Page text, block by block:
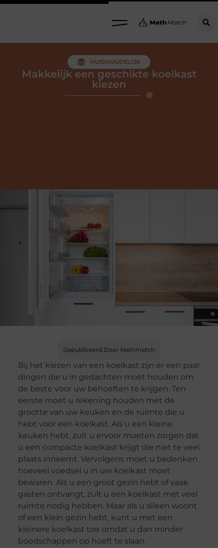
HUISHOUDELIJK
Makkelijk een geschikte koelkast
kiezen
Gepubliceerd Door Mathmatch
Bij het kiezen van een koelkast zijn er een paar
dingen die u in gedachten moet houden om
de beste voor uw behoeften te krijgen. Ten
eerste moet u rekening houden met de
grootte van uw keuken en de ruimte die u
hebt voor een koelkast. Als u een kleine
keuken hebt, zult u ervoor moeten zorgen dat
u een compacte koelkast krijgt die niet te veel
plaats inneemt. Vervolgens moet u bedenken
hoeveel voedsel u in uw koelkast moet
bewaren. Als u een groot gezin hebt of vaak
gasten ontvangt, zult u een koelkast met veel
ruimte nodig hebben. Maar als u alleen woont
of een klein gezin hebt, kunt u met een
kleinere koelkast toe omdat u dan minder
boodschappen op hoeft te slaan.